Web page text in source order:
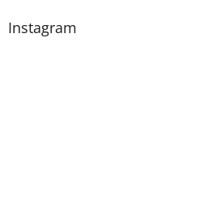
Instagram